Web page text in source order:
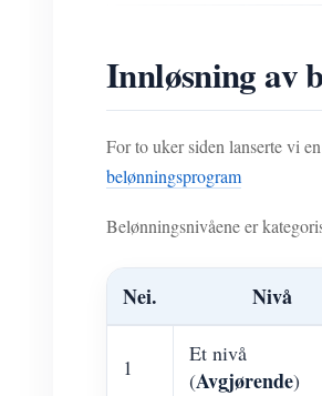
Innløsning av
For to uker siden lanserte vi
belønningsprogram
Belønningsnivåene er
Nei. Nivå
1
Et nivå
(Avgjørende)